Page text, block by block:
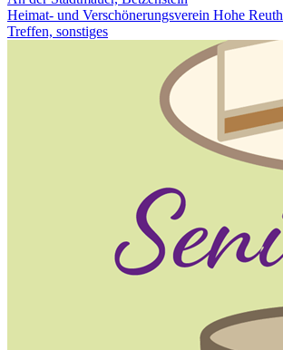
Heimat- und Verschönerungsverein Hohe Reuth
Treffen, sonstiges